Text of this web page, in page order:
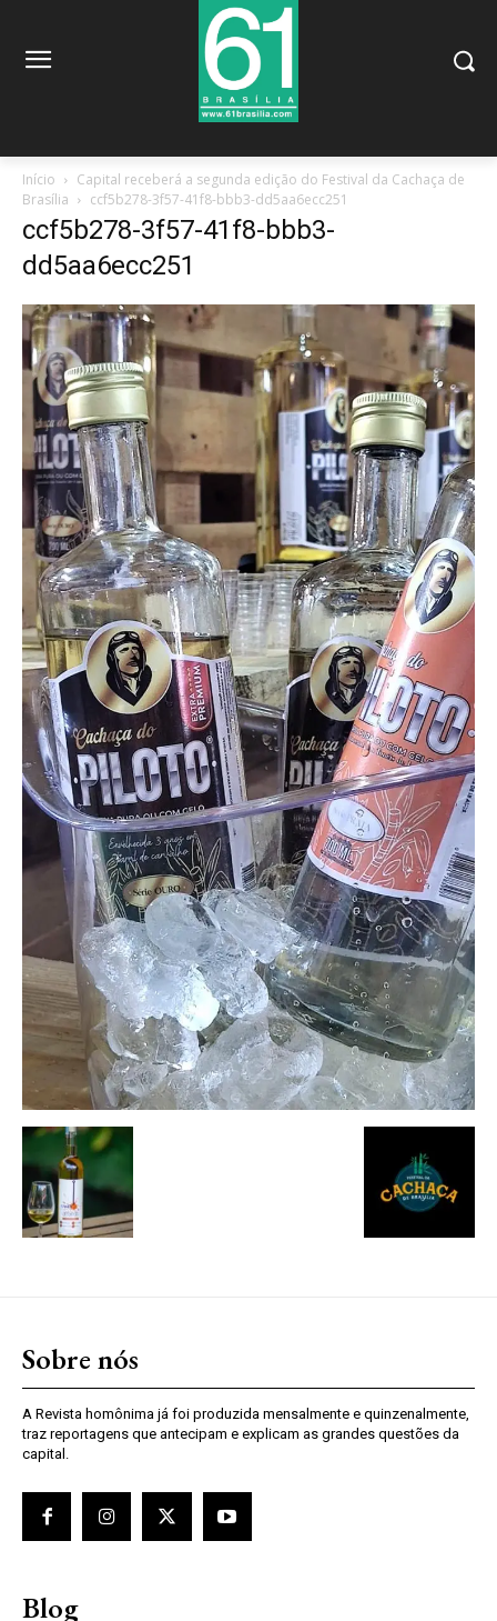
Início
Capital receberá a segunda edição do Festival da Cachaça de
Brasília
ccf5b278-3f57-41f8-bbb3-dd5aa6ecc251
ccf5b278-3f57-41f8-bbb3-
dd5aa6ecc251
Sobre nós
A Revista homônima já foi produzida mensalmente e quinzenalmente,
traz reportagens que antecipam e explicam as grandes questões da
capital.
Blog